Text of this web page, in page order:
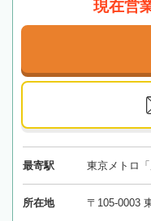
現在営
最寄駅 東京メトロ
所在地 〒105-0003